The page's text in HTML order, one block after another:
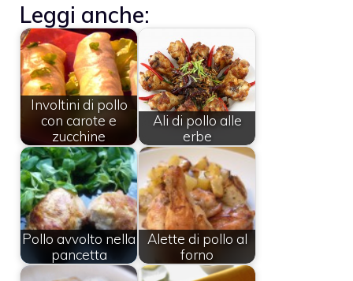
Leggi anche:
Involtini di pollo
con carote e
zucchine
Ali di pollo alle
erbe
Pollo avvolto nella
pancetta
Alette di pollo al
forno